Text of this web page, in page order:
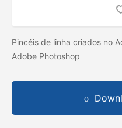
Pincéis de linha criados no
Adobe Photoshop